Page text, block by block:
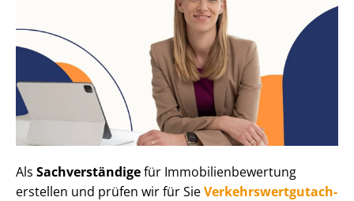
Als Sachverständigefür Im­mo­bi­li­en­be­wer­tung
erstellen und prüfen wir für SieVer­kehrs­wert­gut­ach­